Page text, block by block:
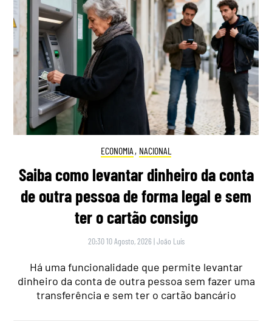
ECONOMIA , NACIONAL
Saiba como levantar dinheiro da conta
de outra pessoa de forma legal e sem
ter o cartão consigo
20:30 10 Agosto, 2026 |João Luís
Há uma funcionalidade que permite levantar
dinheiro da conta de outra pessoa sem fazer uma
transferência e sem ter o cartão bancário